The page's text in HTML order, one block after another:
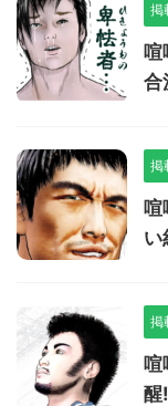
掲
喧
合
掲
喧
い
掲
喧
醒!